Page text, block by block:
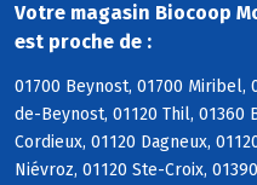
Votre magasin Biocoop
est proche de :
01700 Beynost, 01700 Miribel,
de-Beynost, 01120 Thil, 01360
Cordieux, 01120 Dagneux,
Niévroz, 01120 Ste-Croix,